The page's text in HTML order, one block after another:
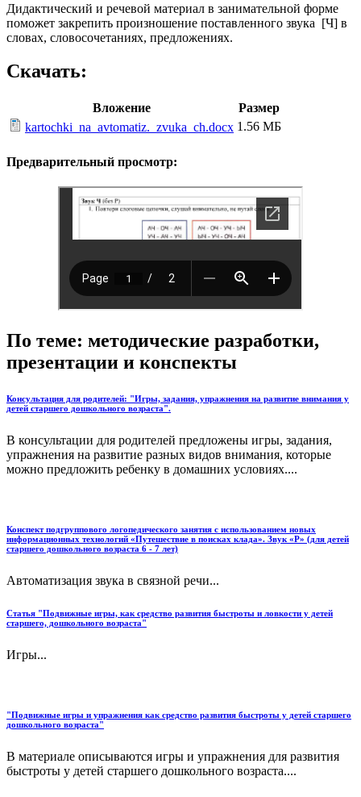
Дидактический и речевой материал в занимательной форме
поможет закрепить произношение поставленного звука [Ч] в
словах, словосочетаниях, предложениях.
Скачать:
Вложение
Размер
kartochki_na_avtomatiz._zvuka_ch.docx 1.56 МБ
Предварительный просмотр:
По теме: методические разработки,
презентации и конспекты
Консультация для родителей: "Игры, задания, упражнения на развитие внимания у
детей старшего дошкольного возраста".
В консультации для родителей предложены игры, задания,
упражнения на развитие разных видов внимания, которые
можно предложить ребенку в домашних условиях....
Конспект подгруппового логопедического занятия с использованием новых
информационных технологий «Путешествие в поисках клада». Звук «Р» (для детей
старшего дошкольного возраста 6 - 7 лет)
Автоматизация звука в связной речи...
Статья "Подвижные игры, как средство развития быстроты и ловкости у детей
старшего, дошкольного возраста"
Игры...
"Подвижные игры и упражнения как средство развития быстроты у детей старшего
дошкольного возраста"
В материале описываются игры и упражнения для развития
быстроты у детей старшего дошкольного возраста....